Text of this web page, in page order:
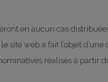
en aucun cas
site web a fait l’objet
réalisés à